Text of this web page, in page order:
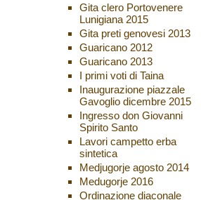
Gita clero Portovenere
Lunigiana 2015
Gita preti genovesi 2013
Guaricano 2012
Guaricano 2013
I primi voti di Taina
Inaugurazione piazzale
Gavoglio dicembre 2015
Ingresso don Giovanni
Spirito Santo
Lavori campetto erba
sintetica
Medjugorje agosto 2014
Medugorje 2016
Ordinazione diaconale